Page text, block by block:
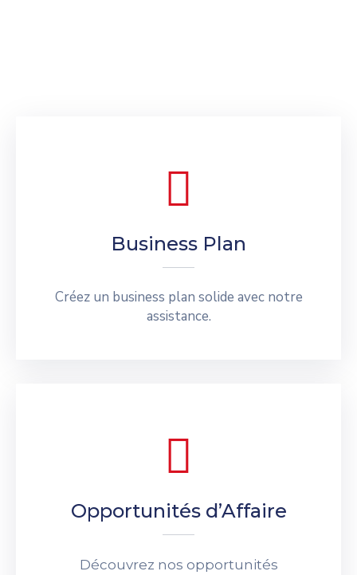
Business Plan
Créez un business plan solide avec notre
assistance.
Opportunités d’Affaire
Découvrez nos opportunités